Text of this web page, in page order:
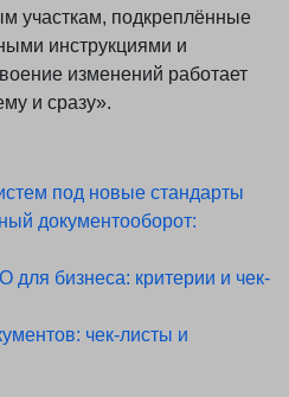
участкам, подкреплённые
инструкциями и
изменений работает
и сразу».
под новые стандарты
документооборот:
бизнеса: критерии и чек-
чек-листы и